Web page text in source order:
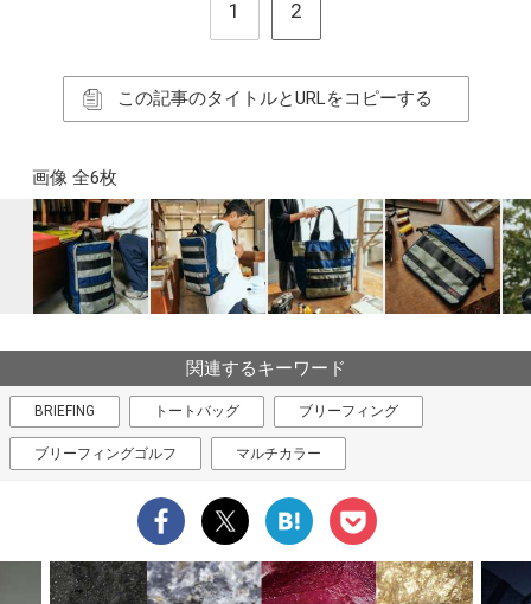
1 2
この記事のタイトルとURLをコピーする
画像 全6枚
関連するキーワード
BRIEFING トートバッグ ブリーフィング
ブリーフィングゴルフ マルチカラー